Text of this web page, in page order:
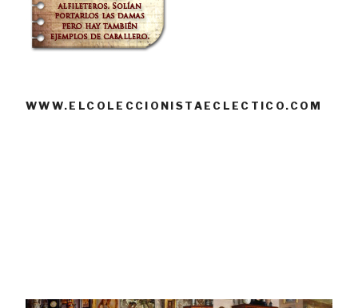
WWW.ELCOLECCIONISTAECLECTICO.COM